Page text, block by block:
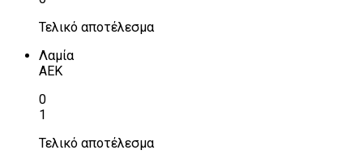
Τελικό αποτέλεσμα
Λαμία
ΑΕΚ
0
1
Τελικό αποτέλεσμα